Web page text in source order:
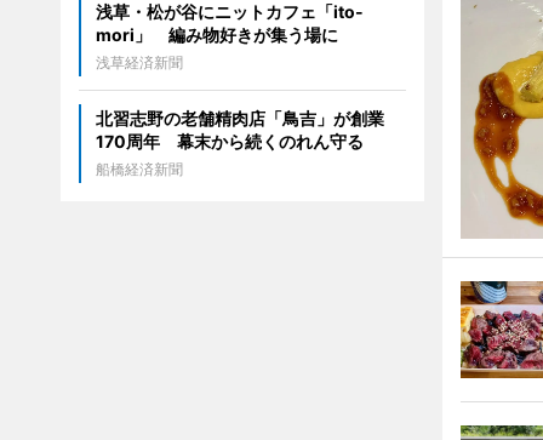
浅草・松が谷にニットカフェ「ito-
mori」 編み物好きが集う場に
浅草経済新聞
北習志野の老舗精肉店「鳥吉」が創業
170周年 幕末から続くのれん守る
船橋経済新聞